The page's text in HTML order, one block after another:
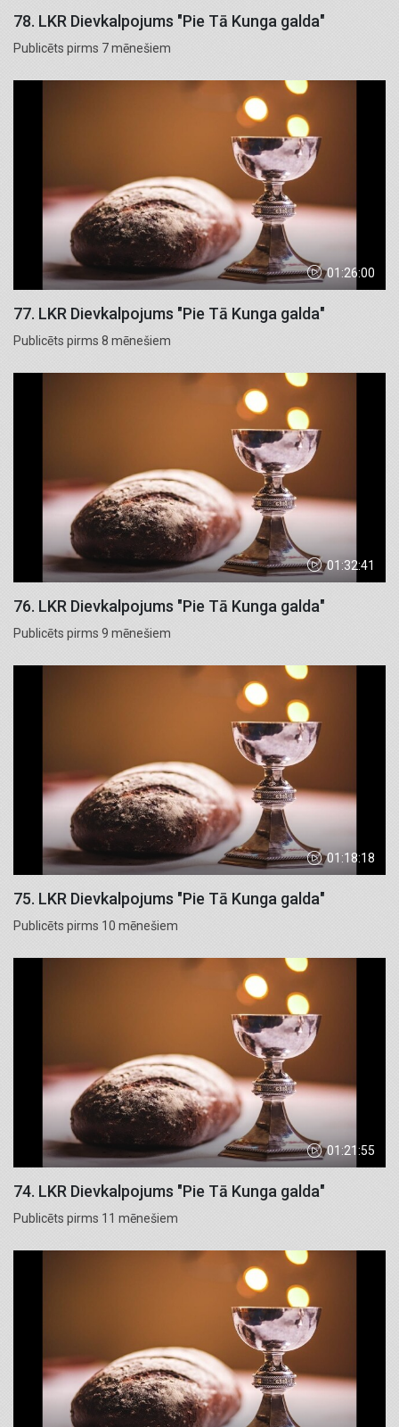
78. LKR Dievkalpojums "Pie Tā Kunga galda"
Publicēts pirms 7 mēnešiem
01:26:00
77. LKR Dievkalpojums "Pie Tā Kunga galda"
Publicēts pirms 8 mēnešiem
01:32:41
76. LKR Dievkalpojums "Pie Tā Kunga galda"
Publicēts pirms 9 mēnešiem
01:18:18
75. LKR Dievkalpojums "Pie Tā Kunga galda"
Publicēts pirms 10 mēnešiem
01:21:55
74. LKR Dievkalpojums "Pie Tā Kunga galda"
Publicēts pirms 11 mēnešiem